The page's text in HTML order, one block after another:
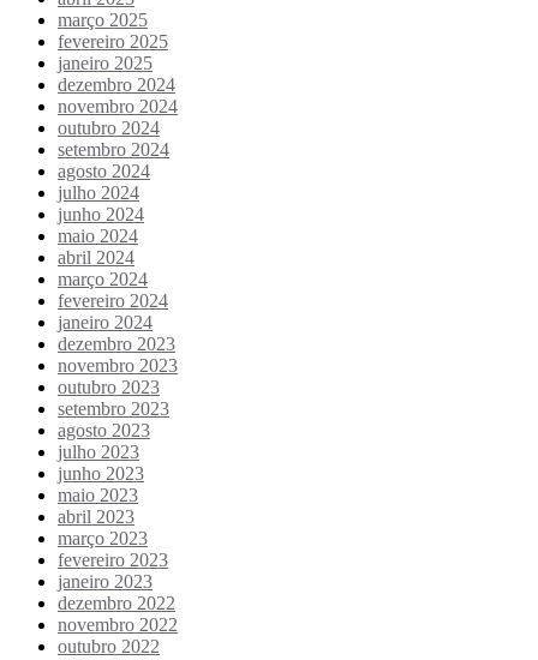
março 2025
fevereiro 2025
janeiro 2025
dezembro 2024
novembro 2024
outubro 2024
setembro 2024
agosto 2024
julho 2024
junho 2024
maio 2024
abril 2024
março 2024
fevereiro 2024
janeiro 2024
dezembro 2023
novembro 2023
outubro 2023
setembro 2023
agosto 2023
julho 2023
junho 2023
maio 2023
abril 2023
março 2023
fevereiro 2023
janeiro 2023
dezembro 2022
novembro 2022
outubro 2022